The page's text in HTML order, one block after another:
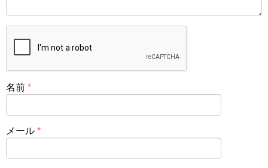
名前 *
メール *